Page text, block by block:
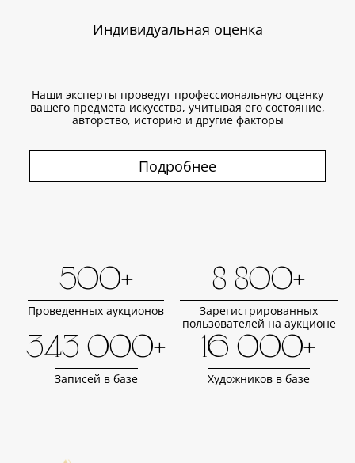
Индивидуальная оценка
Наши эксперты проведут профессиональную оценку
вашего предмета искусства, учитывая его состояние,
авторство, историю и другие факторы
Подробнее
500+
Проведенных аукционов
8 800+
Зарегистрированных
пользователей на аукционе
343 000+
Записей в базе
16 000+
Художников в базе